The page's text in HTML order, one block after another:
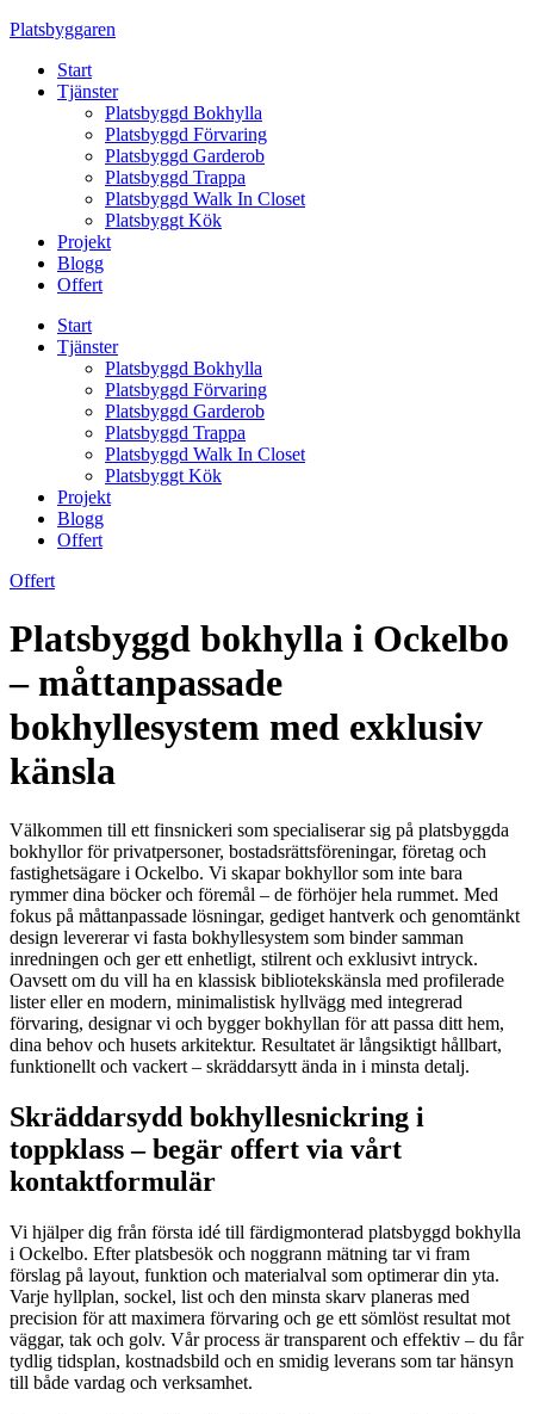
Skip
content
Platsbyggaren
Start
Tjänster
Platsbyggd Bokhylla
Platsbyggd Förvaring
Platsbyggd Garderob
Platsbyggd Trappa
Platsbyggd Walk In Closet
Platsbyggt Kök
Projekt
Blogg
Offert
Start
Tjänster
Platsbyggd Bokhylla
Platsbyggd Förvaring
Platsbyggd Garderob
Platsbyggd Trappa
Platsbyggd Walk In Closet
Platsbyggt Kök
Projekt
Blogg
Offert
Offert
Platsbyggd bokhylla i Ockelbo
– måttanpassade
bokhyllesystem med exklusiv
känsla
Välkommen till ett finsnickeri som specialiserar sig på platsbyggda
bokhyllor för privatpersoner, bostadsrättsföreningar, företag och
fastighetsägare i Ockelbo. Vi skapar bokhyllor som inte bara
rymmer dina böcker och föremål – de förhöjer hela rummet. Med
fokus på måttanpassade lösningar, gediget hantverk och genomtänkt
design levererar vi fasta bokhyllesystem som binder samman
inredningen och ger ett enhetligt, stilrent och exklusivt intryck.
Oavsett om du vill ha en klassisk bibliotekskänsla med profilerade
lister eller en modern, minimalistisk hyllvägg med integrerad
förvaring, designar vi och bygger bokhyllan för att passa ditt hem,
dina behov och husets arkitektur. Resultatet är långsiktigt hållbart,
funktionellt och vackert – skräddarsytt ända in i minsta detalj.
Skräddarsydd bokhyllesnickring i
toppklass – begär offert via vårt
kontaktformulär
Vi hjälper dig från första idé till färdigmonterad platsbyggd bokhylla
i Ockelbo. Efter platsbesök och noggrann mätning tar vi fram
förslag på layout, funktion och materialval som optimerar din yta.
Varje hyllplan, sockel, list och den minsta skarv planeras med
precision för att maximera förvaring och ge ett sömlöst resultat mot
väggar, tak och golv. Vår process är transparent och effektiv – du får
tydlig tidsplan, kostnadsbild och en smidig leverans som tar hänsyn
till både vardag och verksamhet.